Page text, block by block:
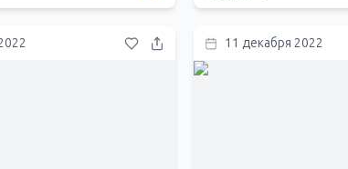
11 декабря 2022